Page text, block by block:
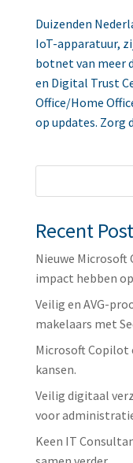
Duizenden
IoT-apparatuur,
botnet van meer
en Digital Trust
Office/Home
op updates. Zorg
Recent
Nieuwe
impact hebben
Veilig en AVG-
makelaars met
Microsoft Copilot
kansen.
Veilig digitaal
voor
Keen IT